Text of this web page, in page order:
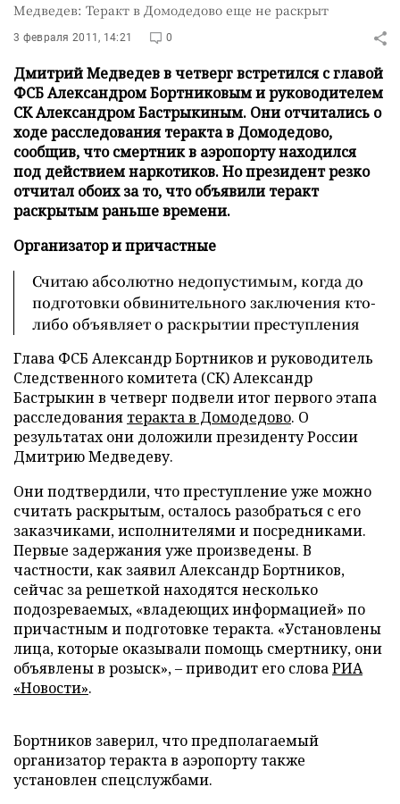
Медведев: Теракт в Домодедово еще не раскрыт
3 февраля 2011, 14:21 0
Дмитрий Медведев в четверг встретился с главой
ФСБ Александром Бортниковым и руководителем
СК Александром Бастрыкиным. Они отчитались о
ходе расследования теракта в Домодедово,
сообщив, что смертник в аэропорту находился
под действием наркотиков. Но президент резко
отчитал обоих за то, что объявили теракт
раскрытым раньше времени.
Организатор и причастные
Считаю абсолютно недопустимым, когда до
подготовки обвинительного заключения кто-
либо объявляет о раскрытии преступления
Глава ФСБ Александр Бортников и руководитель
Следственного комитета (СК) Александр
Бастрыкин в четверг подвели итог первого этапа
расследования теракта в Домодедово. О
результатах они доложили президенту России
Дмитрию Медведеву.
Они подтвердили, что преступление уже можно
считать раскрытым, осталось разобраться с его
заказчиками, исполнителями и посредниками.
Первые задержания уже произведены. В
частности, как заявил Александр Бортников,
сейчас за решеткой находятся несколько
подозреваемых, «владеющих информацией» по
причастным и подготовке теракта. «Установлены
лица, которые оказывали помощь смертнику, они
объявлены в розыск»,–приводит его словаРИА
«Новости».
Бортников заверил, что предполагаемый
организатор теракта в аэропорту также
установлен спецслужбами.